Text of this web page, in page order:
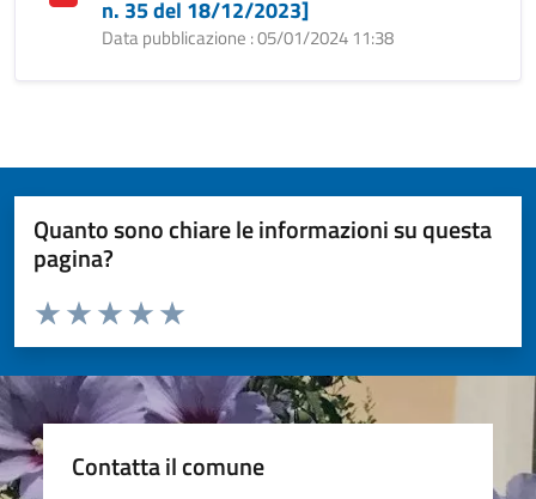
n. 35 del 18/12/2023]
Data pubblicazione : 05/01/2024 11:38
Quanto sono chiare le informazioni su questa
pagina?
Valuta da 1 a 5 stelle la pagina
Valuta 5 stelle su 5
Valuta 4 stelle su 5
Valuta 3 stelle su 5
Valuta 2 stelle su 5
Valuta 1 stelle su 5
Contatta il comune